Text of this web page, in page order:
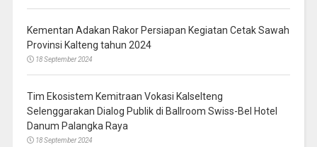
Kementan Adakan Rakor Persiapan Kegiatan Cetak Sawah
Provinsi Kalteng tahun 2024
18 September 2024
Tim Ekosistem Kemitraan Vokasi Kalselteng
Selenggarakan Dialog Publik di Ballroom Swiss-Bel Hotel
Danum Palangka Raya
18 September 2024